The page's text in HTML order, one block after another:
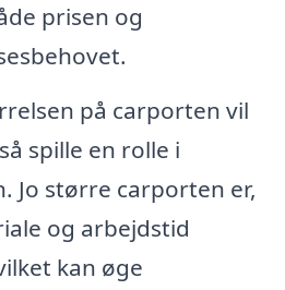
prisen og
på carporten vil
spille en rolle i
Jo større carporten er,
og arbejdstid
kan øge